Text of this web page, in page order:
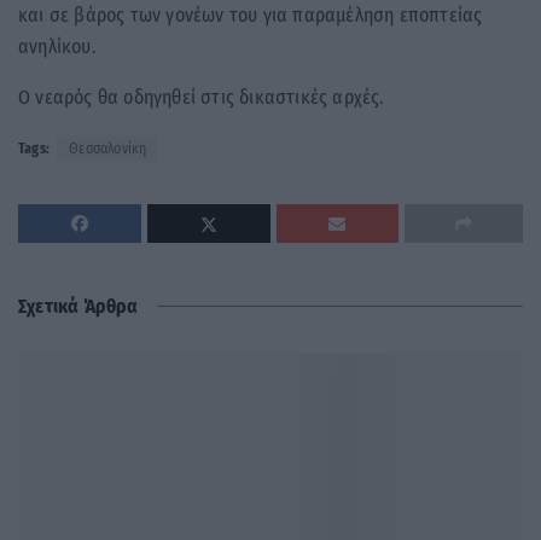
και σε βάρος των γονέων του για παραμέληση εποπτείας
ανηλίκου.
Ο νεαρός θα οδηγηθεί στις δικαστικές αρχές.
Tags: Θεσσαλονίκη
Σχετικά Άρθρα